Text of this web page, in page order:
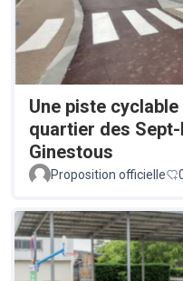
Une piste
quartier des
Ginestous
Proposition officielle